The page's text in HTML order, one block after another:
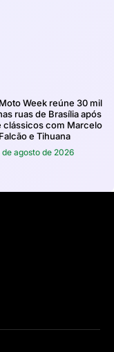
Week reúne 30 mil
ruas de Brasília após
clássicos com Marcelo
Falcão e Tihuana
de agosto de 2026